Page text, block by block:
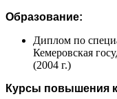
Образование:
Диплом по
Кемеровская
(2004 г.)
Курсы повышения